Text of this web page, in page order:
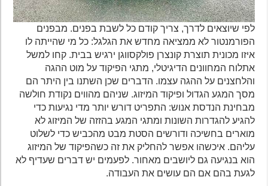
לפי שיוצאים לדרך, צריך קודם כל לשבת בפנים. מבפנים
הפורמנטור לא ממציאה מחדש את הגלגל: כל מי שהייתה לו
איזו מכונית תוצרת קונצרן פולקסווגן ירגיש בבית. קחו למשל
אתלוח המחוונים הדיגיטלי, מתגי הפיקוד על מוט ההגה
והלחצנים על ההגה עצמו. הדברים שכן השתנו בין היתר הם
מסך המגע הגדול ופיקוד המיזוג. שניהם מהווים נקודת חולשה
מבחינת הנדסת אנוש: התפריט דורש יותר מדי נגיעות כדי
להגיע להגדרות השונות ומתגי המגע בהזזה של המיזוג לא
מוארים בחשיכה ודורשים הסטת מבט מהכביש כדי לשלוט
עליהם. איכשהו אפשר להחליק את זה כשהפיקוד של המיזוג
הוא בנגיעה גם ליושבים מאחור. לפעמים יש דברים שעדיף לא
לגעת בהם אם הם עושים את העבודה.